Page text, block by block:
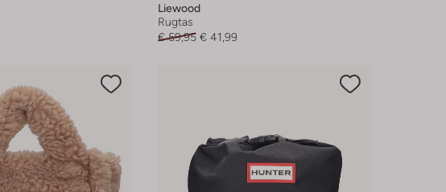
Liewood
Rugtas
€ 59,95 € 41,99